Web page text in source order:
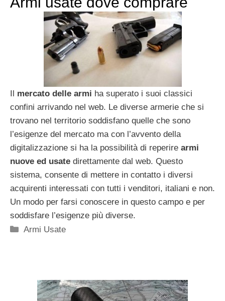
Il mercato delle armi ha superato i suoi classici
confini arrivando nel web. Le diverse armerie che si
trovano nel territorio soddisfano quelle che sono
l’esigenze del mercato ma con l’avvento della
digitalizzazione si ha la possibilità di reperire armi
nuove ed usate direttamente dal web. Questo
sistema, consente di mettere in contatto i diversi
acquirenti interessati con tutti i venditori, italiani e non.
Un modo per farsi conoscere in questo campo e per
soddisfare l’esigenze più diverse.
Categorie
Armi Usate